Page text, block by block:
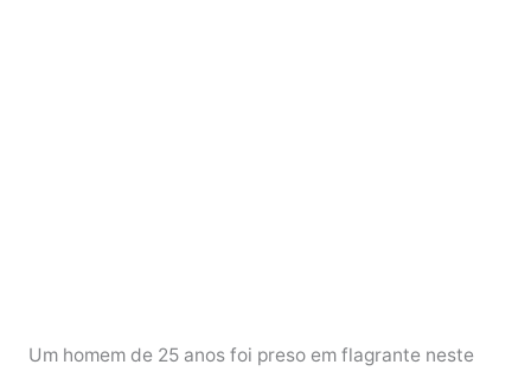
Um homem de 25 anos foi preso em flagrante neste